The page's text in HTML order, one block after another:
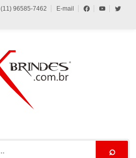
(11) 96585-7462 E-mail
⌕